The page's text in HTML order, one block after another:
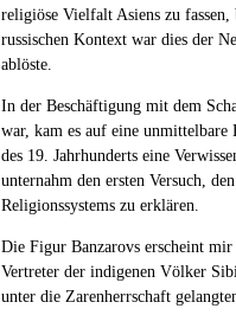
religiöse Vielfalt Asiens zu
russischen Kontext war dies der
ablöste.
In der Beschäftigung mit dem
war, kam es auf eine
des 19. Jahrhunderts eine
unternahm den ersten Versuch,
Religionssystems zu erklären.
Die Figur Banzarovs erscheint
Vertreter der indigenen Völker
unter die Zarenherrschaft